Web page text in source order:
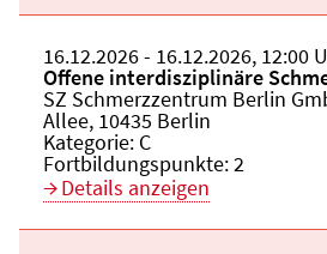
Beginn:
16.12.2026Ende und
- 16.12.2026, 12:00
Veranstaltungstitel:
Offene interdisziplinäre
Veranstaltungsort:
SZ Schmerzzentrum Berlin
Allee, 10435 Berlin
Kategorie: C
Fortbildungspunkte:2
Details anzeigen